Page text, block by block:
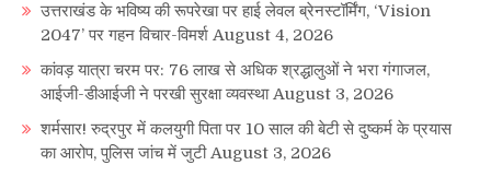
उत्तराखंड के भविष्य की रूपरेखा पर हाई लेवल ब्रेनस्टॉर्मिंग, ‘Vision
2047’ पर गहन विचार-विमर्श August 4, 2026
कांवड़ यात्रा चरम पर: 76 लाख से अधिक श्रद्धालुओं ने भरा गंगाजल,
आईजी-डीआईजी ने परखी सुरक्षा व्यवस्था August 3, 2026
शर्मसार! रुद्रपुर में कलयुगी पिता पर 10 साल की बेटी से दुष्कर्म के प्रयास
का आरोप, पुलिस जांच में जुटी August 3, 2026